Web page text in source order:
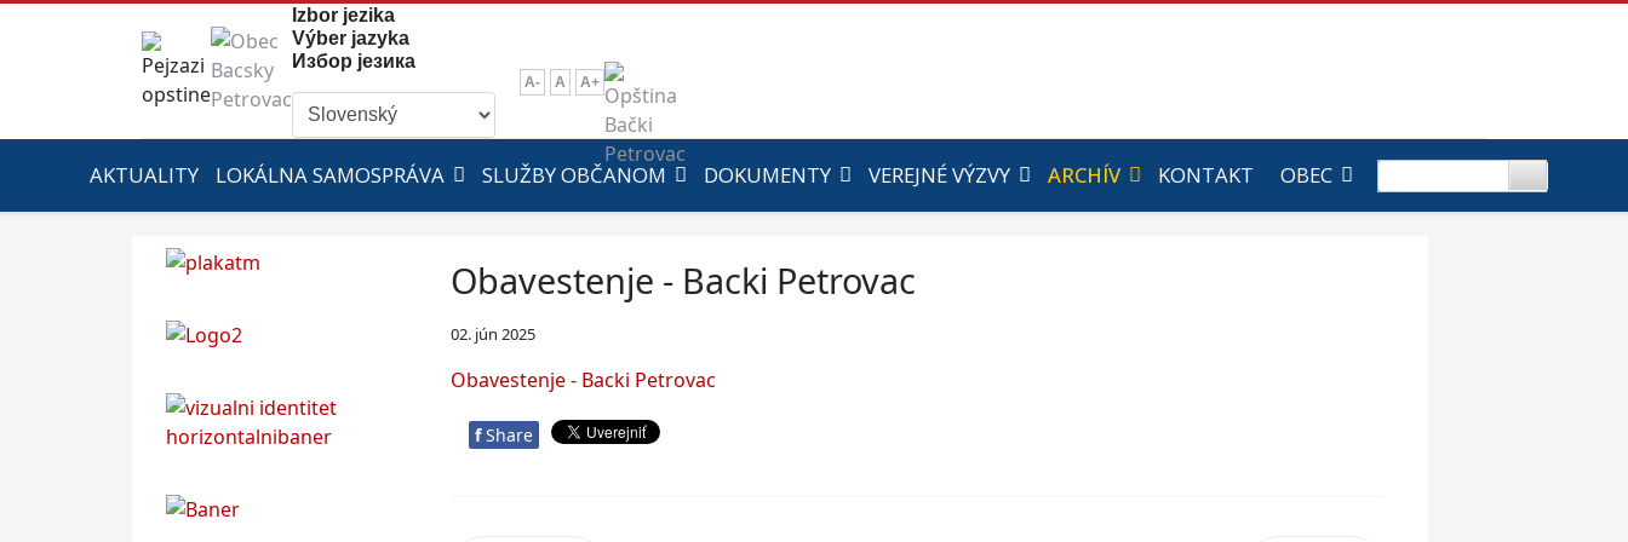
Izbor jezika
Výber jazyka
Избор језика
A- A A+
AKTUALITY LOKÁLNA SAMOSPRÁVA SLUŽBY OBČANOM DOKUMENTY VEREJNÉ VÝZVY ARCHÍV KONTAKT OBEC
Obavestenje - Backi Petrovac
02. jún 2025
Obavestenje - Backi Petrovac
f Share